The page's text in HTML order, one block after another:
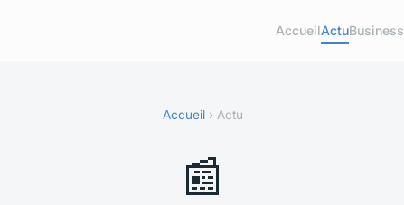
AccueilActuBusiness
Accueil› Actu
📰